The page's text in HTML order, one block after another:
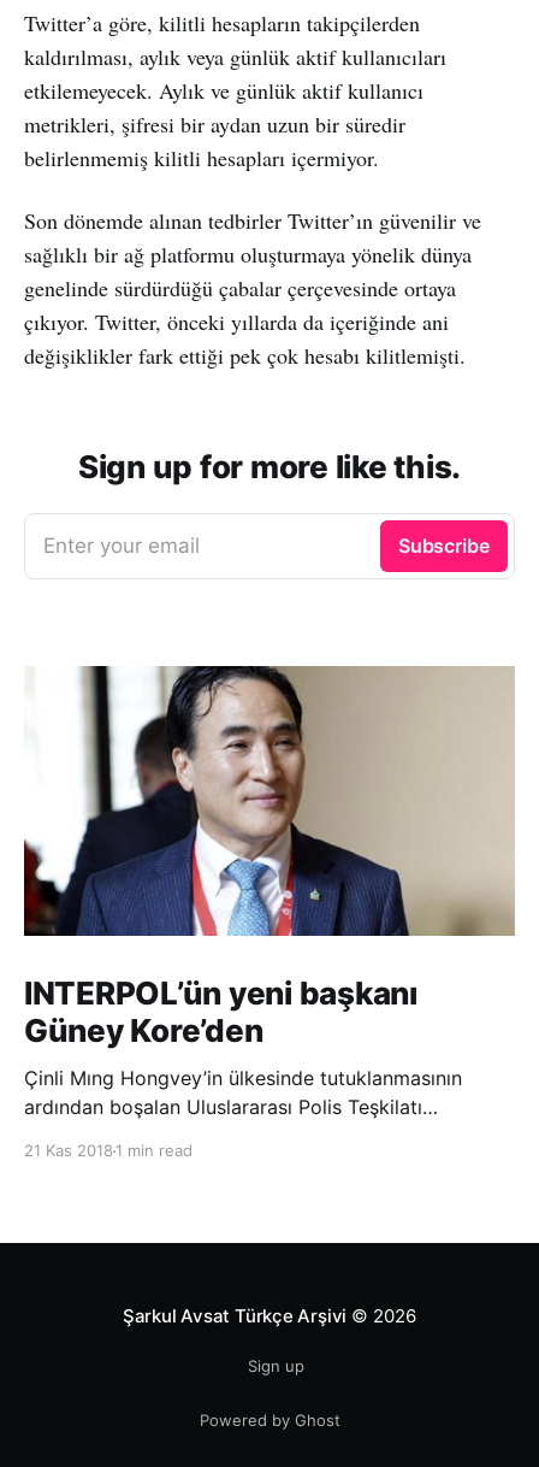
Twitter’a göre, kilitli hesapların takipçilerden
kaldırılması, aylık veya günlük aktif kullanıcıları
etkilemeyecek. Aylık ve günlük aktif kullanıcı
metrikleri, şifresi bir aydan uzun bir süredir
belirlenmemiş kilitli hesapları içermiyor.
Son dönemde alınan tedbirler Twitter’ın güvenilir ve
sağlıklı bir ağ platformu oluşturmaya yönelik dünya
genelinde sürdürdüğü çabalar çerçevesinde ortaya
çıkıyor. Twitter, önceki yıllarda da içeriğinde ani
değişiklikler fark ettiği pek çok hesabı kilitlemişti.
Sign up for more like this.
Enter your email Subscribe
INTERPOL’ün yeni başkanı
Güney Kore’den
Çinli Mıng Hongvey’in ülkesinde tutuklanmasının
ardından boşalan Uluslararası Polis Teşkilatı
21 Kas 2018 1 min read
Şarkul Avsat Türkçe Arşivi © 2026
Sign up
Powered by Ghost